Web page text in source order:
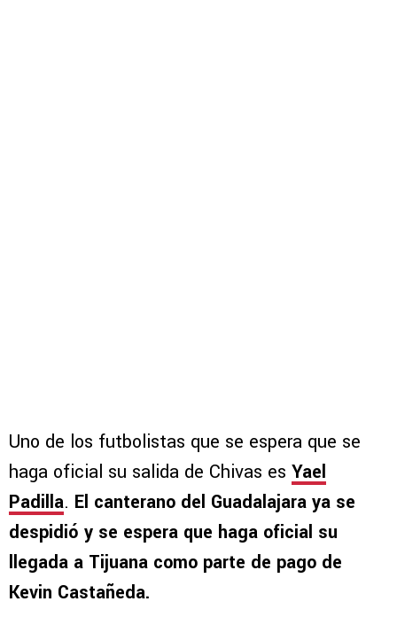
Uno de los futbolistas que se espera que se
haga oficial su salida de Chivas es Yael
Padilla. El canterano del Guadalajara ya se
despidió y se espera que haga oficial su
llegada a Tijuana como parte de pago de
Kevin Castañeda.